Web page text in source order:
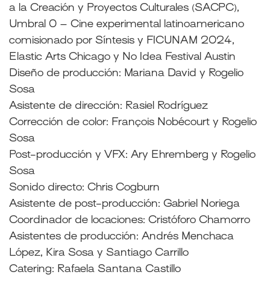
a la Creación y Proyectos Culturales (SACPC),
Umbral 0 – Cine experimental latinoamericano
comisionado por Síntesis y FICUNAM 2024,
Elastic Arts Chicago y No Idea Festival Austin
Diseño de producción: Mariana David y Rogelio
Sosa
Asistente de dirección: Rasiel Rodríguez
Corrección de color: François Nobécourt y Rogelio
Sosa
Post-producción y VFX: Ary Ehremberg y Rogelio
Sosa
Sonido directo: Chris Cogburn
Asistente de post-producción: Gabriel Noriega
Coordinador de locaciones: Cristóforo Chamorro
Asistentes de producción: Andrés Menchaca
López, Kira Sosa y Santiago Carrillo
Catering: Rafaela Santana Castillo